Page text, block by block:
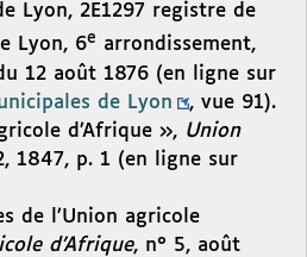
Lyon, 2E1297 registre de
Lyon, 6e arrondissement,
12 août 1876 (en ligne sur
de Lyon
, vue 91).
d’Afrique », Union
1847, p. 1 (en ligne sur
de l’Union agricole
d’Afrique, n° 5, août